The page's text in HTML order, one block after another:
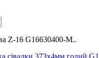
Z-16 G16630400-M..